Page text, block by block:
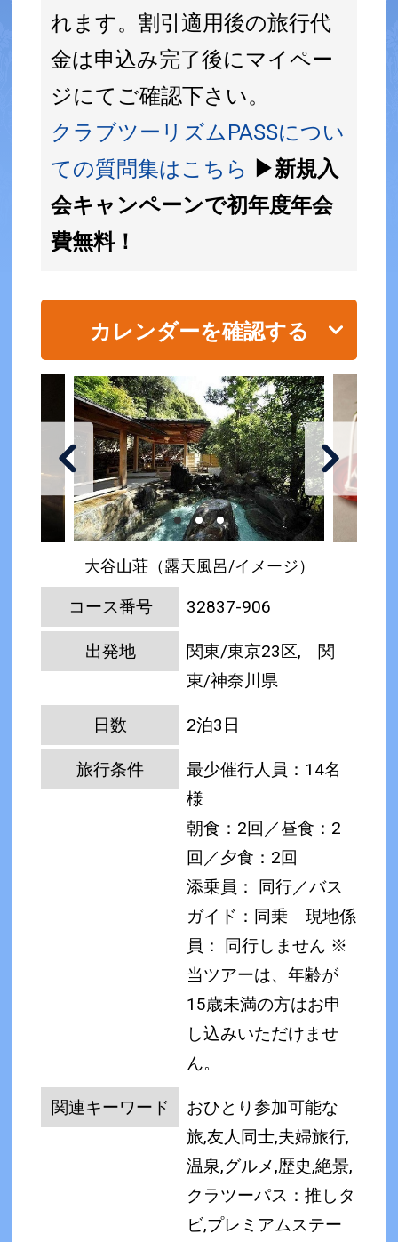
れます。割引適用後の旅行代
金は申込み完了後にマイペー
ジにてご確認下さい。
クラブツーリズムPASSについ
ての質問集はこちら ▶新規入
会キャンペーンで初年度年会
費無料！
カレンダーを確認する
大谷山荘（露天風呂/イメージ）
コース番号 32837-906
出発地
関東/東京23区, 関
東/神奈川県
日数 2泊3日
旅行条件
最少催行人員：14名
様
朝食：2回／昼食：2
回／夕食：2回
添乗員： 同行／バス
ガイド：同乗
現地係
員： 同行しません ※
当ツアーは、年齢が
15歳未満の方はお申
し込みいただけませ
ん。
関連キーワード
おひとり参加可能な
旅,友人同士,夫婦旅行,
温泉,グルメ,歴史,絶景,
クラツーパス：推しタ
ビ,プレミアムステー